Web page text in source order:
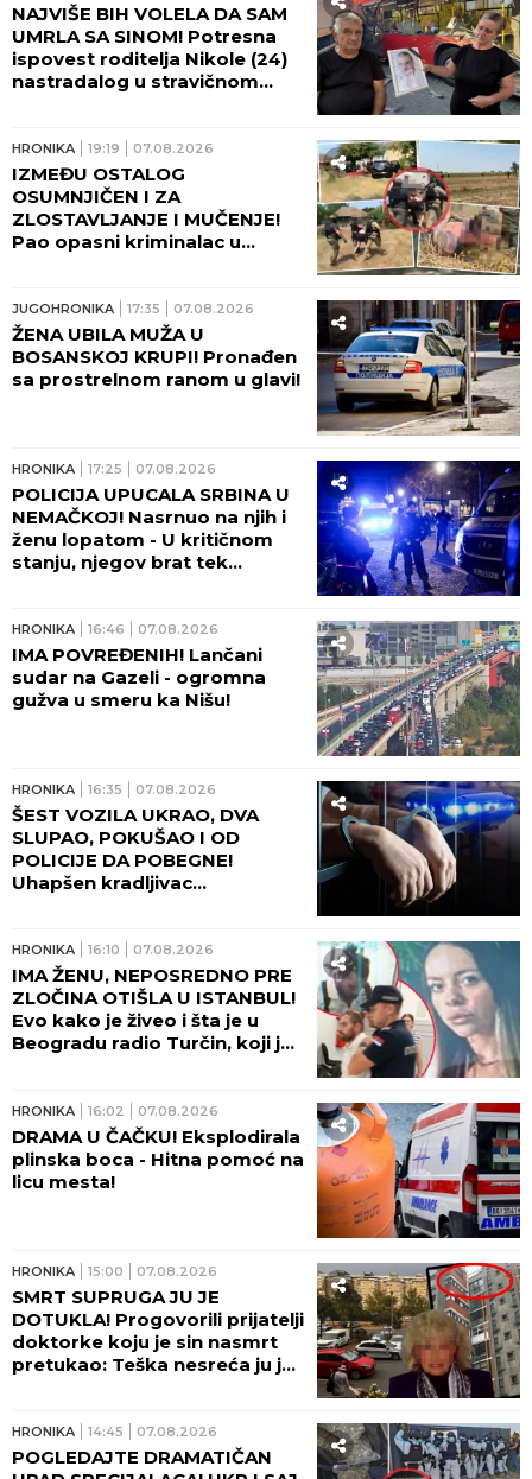
NAJVIŠE BIH VOLELA DA SAM
UMRLA SA SINOM! Potresna
ispovest roditelja Nikole (24)
nastradalog u stravičnom
HRONIKA 19:19 07.08.2026
IZMEĐU OSTALOG
OSUMNJIČEN I ZA
ZLOSTAVLJANJE I MUČENJE!
Pao opasni kriminalac u
mogao da makne! (FOTO,
VIDEO)
JUGOHRONIKA 17:35 07.08.2026
ŽENA UBILA MUŽA U
BOSANSKOJ KRUPI! Pronađen
sa prostrelnom ranom u glavi!
HRONIKA 17:25 07.08.2026
POLICIJA UPUCALA SRBINA U
NEMAČKOJ! Nasrnuo na njih i
ženu lopatom - U kritičnom
stanju, njegov brat tek
HRONIKA 16:46 07.08.2026
IMA POVREĐENIH! Lančani
sudar na Gazeli - ogromna
gužva u smeru ka Nišu!
HRONIKA 16:35 07.08.2026
ŠEST VOZILA UKRAO, DVA
SLUPAO, POKUŠAO I OD
POLICIJE DA POBEGNE!
Uhapšen kradljivac
NESREĆE!
HRONIKA 16:10 07.08.2026
IMA ŽENU, NEPOSREDNO PRE
ZLOČINA OTIŠLA U ISTANBUL!
Evo kako je živeo i šta je u
Beogradu radio Turčin, koji je
HRONIKA 16:02 07.08.2026
DRAMA U ČAČKU! Eksplodirala
plinska boca - Hitna pomoć na
licu mesta!
HRONIKA 15:00 07.08.2026
SMRT SUPRUGA JU JE
DOTUKLA! Progovorili prijatelji
doktorke koju je sin nasmrt
pretukao: Teška nesreća ju je
HRONIKA 14:45 07.08.2026
POGLEDAJTE DRAMATIČAN